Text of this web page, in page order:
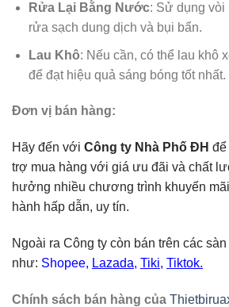
Rửa Lại Bằng Nước: Sử dụng
rửa sạch dung dịch và bụi bẩn.
Lau Khô: Nếu cần, có thể lau khô
để đạt hiệu quả sáng bóng tốt nhất.
Đơn vị bán hàng:
Hãy đến với Công ty Nhà Phố ĐH
trợ mua hàng với giá ưu đãi và chất
hưởng nhiều chương trình khuyến
hành hấp dẫn, uy tín.
Ngoài ra Công ty còn bán trên các
như: Shopee, Lazada, Tiki, Tiktok.
Chính sách bán hàng của